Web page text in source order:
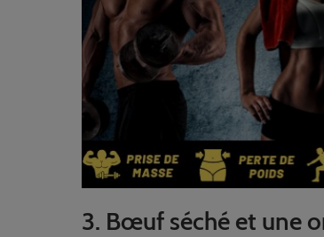
3. Bœuf séché et une